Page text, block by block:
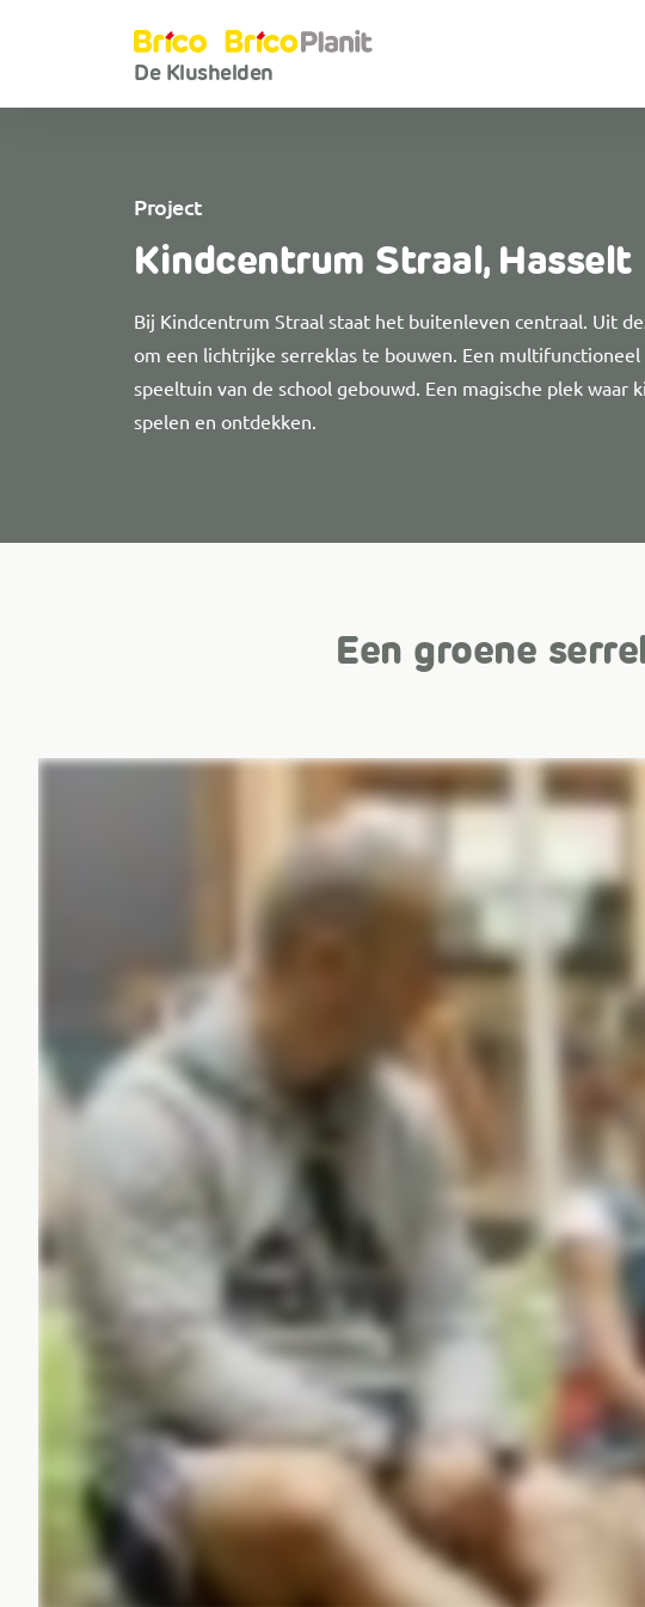
De Klushelden
Project
Kindcentrum Straal, Hasselt
Bij Kindcentrum Straal staat het buitenleven centraal. Uit
om een lichtrijke serreklas te bouwen. Een
speeltuin van de school gebouwd. Een magische plek waar
spelen en ontdekken.
Een groene